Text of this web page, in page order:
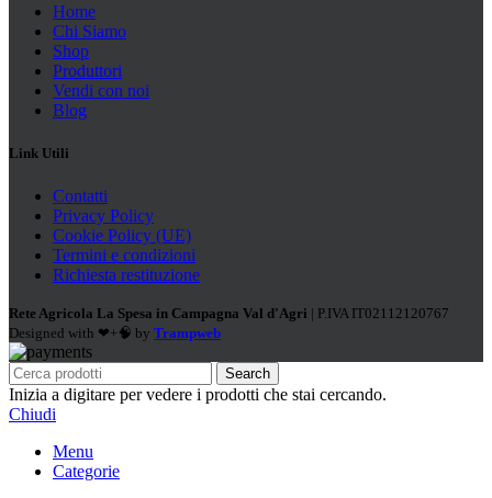
Home
Chi Siamo
Shop
Produttori
Vendi con noi
Blog
Link Utili
Contatti
Privacy Policy
Cookie Policy (UE)
Termini e condizioni
Richiesta restituzione
Rete Agricola La Spesa in Campagna Val d'Agri | P.IVA IT02112120767
Designed with ❤+🧠 by Trampweb
Search
Inizia a digitare per vedere i prodotti che stai cercando.
Chiudi
Menu
Categorie